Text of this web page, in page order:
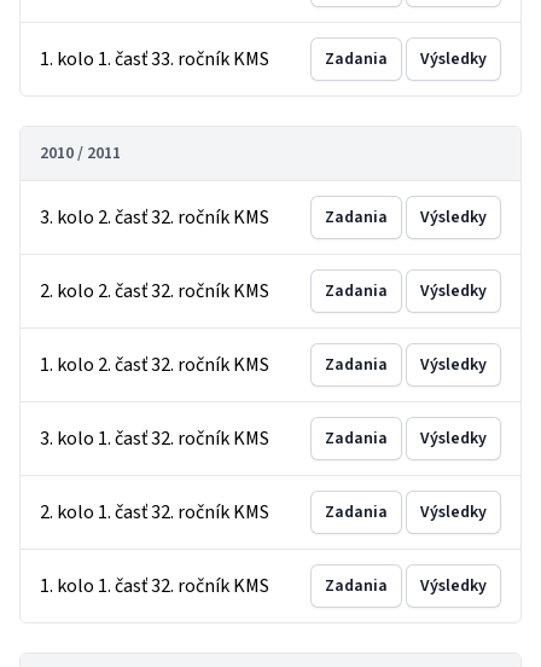
1. kolo 1. časť 33. ročník KMS Zadania Výsledky
2010 / 2011
3. kolo 2. časť 32. ročník KMS Zadania Výsledky
2. kolo 2. časť 32. ročník KMS Zadania Výsledky
1. kolo 2. časť 32. ročník KMS Zadania Výsledky
3. kolo 1. časť 32. ročník KMS Zadania Výsledky
2. kolo 1. časť 32. ročník KMS Zadania Výsledky
1. kolo 1. časť 32. ročník KMS Zadania Výsledky